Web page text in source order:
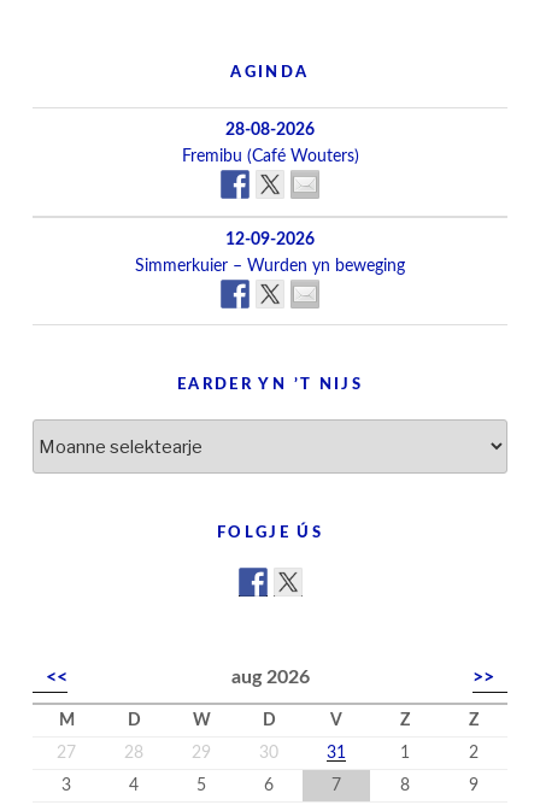
AGINDA
28-08-2026
Fremibu (Café Wouters)
12-09-2026
Simmerkuier – Wurden yn beweging
EARDER YN ’T NIJS
yn
FOLGJE ÚS
<< aug 2026 >>
M D W D V Z
Z
27
28 29 30 31 1
2
3
4 5 6 7 8
9